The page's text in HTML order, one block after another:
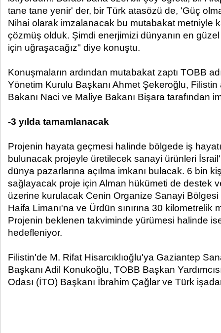
tane tane yenir' der, bir Türk atasözü de, 'Güç
Nihai olarak imzalanacak bu mutabakat metniyle
çözmüş olduk. Şimdi enerjimizi dünyanın en
için uğraşacağız" diye konuştu.
Konuşmaların ardından mutabakat zaptı TOBB
Yönetim Kurulu Başkanı Ahmet Şekeroğlu, Filistin
Bakanı Naci ve Maliye Bakanı Bişara tarafından
-3 yılda tamamlanacak
Projenin hayata geçmesi halinde bölgede iş
bulunacak projeyle üretilecek sanayi ürünleri
dünya pazarlarına açılma imkanı bulacak. 6 bin
sağlayacak proje için Alman hükümeti de destek
üzerine kurulacak Cenin Organize Sanayi Bölgesi
Haifa Limanı'na ve Ürdün sınırına 30 kilometrelik
Projenin beklenen takviminde yürümesi halinde
hedefleniyor.
Filistin'de M. Rifat Hisarcıklıoğlu'ya Gaziantep
Başkanı Adil Konukoğlu, TOBB Başkan
Odası (İTO) Başkanı İbrahim Çağlar ve Türk